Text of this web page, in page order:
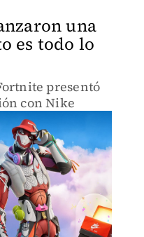
una
es todo lo
presentó
con Nike